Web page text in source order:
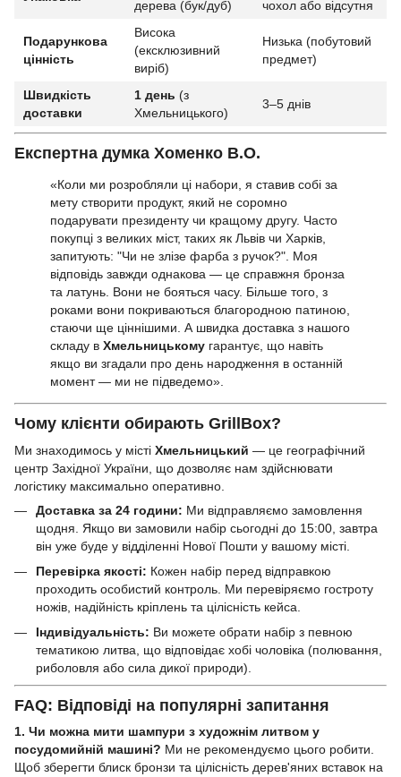
дерева (бук/дуб) чохол або відсутня
Подарункова
цінність
Висока
(ексклюзивний
виріб)
Низька (побутовий
предмет)
Швидкість
доставки
1 день (з
Хмельницького)
3–5 днів
Експертна думка Хоменко В.О.
«Коли ми розробляли ці набори, я ставив собі за
мету створити продукт, який не соромно
подарувати президенту чи кращому другу. Часто
покупці з великих міст, таких як Львів чи Харків,
запитують: "Чи не злізе фарба з ручок?". Моя
відповідь завжди однакова — це справжня бронза
та латунь. Вони не бояться часу. Більше того, з
роками вони покриваються благородною патиною,
стаючи ще ціннішими. А швидка доставка з нашого
складу в Хмельницькому гарантує, що навіть
якщо ви згадали про день народження в останній
момент — ми не підведемо».
Чому клієнти обирають GrillBox?
Ми знаходимось у місті Хмельницький — це географічний
центр Західної України, що дозволяє нам здійснювати
логістику максимально оперативно.
Доставка за 24 години: Ми відправляємо замовлення
щодня. Якщо ви замовили набір сьогодні до 15:00, завтра
він уже буде у відділенні Нової Пошти у вашому місті.
Перевірка якості: Кожен набір перед відправкою
проходить особистий контроль. Ми перевіряємо гостроту
ножів, надійність кріплень та цілісність кейса.
Індивідуальність: Ви можете обрати набір з певною
тематикою литва, що відповідає хобі чоловіка (полювання,
риболовля або сила дикої природи).
FAQ: Відповіді на популярні запитання
1. Чи можна мити шампури з художнім литвом у
посудомийній машині? Ми не рекомендуємо цього робити.
Щоб зберегти блиск бронзи та цілісність дерев'яних вставок на